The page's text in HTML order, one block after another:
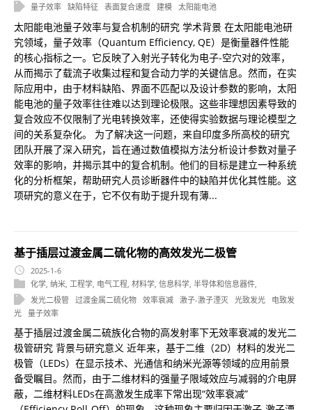
量子效率 缺陷特征 表面复合速度 建模 太阳能电池
太阳能电池量子效率与复合机制的研究 学术背景 在太阳能电池研
究领域，量子效率（Quantum Efficiency, QE）是衡量器件性能
的核心指标之一。它反映了入射光子转化为电子-空穴对的效率，
从而揭示了载流子收集过程和复合动力学的关键信息。然而，在实
际应用中，由于材料缺陷、界面不匹配以及设计参数的影响，太阳
能电池的量子效率往往难以达到理论极限。这些非理想因素导致的
复合效应不仅限制了光电转换效率，还使得实验数据与理论模型之
间的关系复杂化。 为了解决这一问题，来自印度多所高校的研究
团队开展了深入研究，旨在通过数值模拟方法分析设计参数对量子
效率的影响，并揭示其中的复合机制。他们的目标是建立一种系统
化的分析框架，帮助研究人员诊断器件中的缺陷并优化其性能。这
项研究的意义在于，它不仅有助于提升现有薄...
基于插层过渡金属二硫化物的高效发光二极管
2025-1-6
化学 纳米 工程学 电气工程 材料学 信息科学 半导体和信息器件
发光二极管 过渡金属二硫化物 效率衰减 激子-激子湮灭 光致发光
电致发
光 量子效率
基于插层过渡金属二硫族化合物的高发射率下无效率衰减的发光二
极管研究 背景与研究意义 近年来，基于二维（2D）材料的发光二
极管（LEDs）在显示技术、光通信和纳米光源等领域的应用前景
备受瞩目。然而，由于二维材料的强量子限域效应与减弱的介电屏
蔽，二维材料LEDs在高激发生成率下常出现“效率衰减”